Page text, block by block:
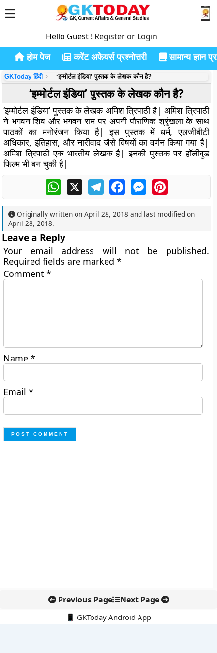
Hello Guest ! Register or Login
होम पेज करेंट अफेयर्स प्रश्नोत्तरी सामान्य ज्ञान
GKToday हिंदी ‘इम्मोर्टल इंडिया’ पुस्तक के लेखक कौन है?
‘इम्मोर्टल इंडिया’ पुस्तक के लेखक कौन है?
‘इम्मोर्टल इंडिया’ पुस्तक के लेखक अमिश त्रिपाठी है| अमिश त्रिपाठी
ने भगवन शिव और भगवन राम पर अपनी पौराणिक श्रृंखला के साथ
पाठकों का मनोरंजन किया है| इस पुस्तक में धर्म, एलजीबीटी
अधिकार, इतिहास, और नारीवाद जैसे विषयों का वर्णन किया गया है|
अमिश त्रिपाठी एक भारतीय लेखक है| इनकी पुस्तक पर हॉलीवुड
फिल्म भी बन चुकी है|
WhatsApp
X TelegramFacebookMessengerPinterest
Originally written onApril 28, 2018 and last modified on
April 28, 2018.
Leave a Reply
Your email address will not be published.
Required fields are marked*
Comment*
Name*
Email*
Previous Page Next Page
📱 GKToday Android App